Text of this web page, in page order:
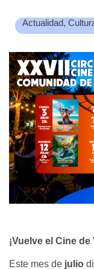
Actualidad,
¡Vuelve el Cine
Este mes de julio